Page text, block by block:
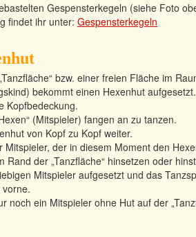
Gespensterkegeln (siehe Foto
findet ihr unter: Gespensterkegeln
bzw. einer freien Fläche im
bekommt einen Hexenhut aufgesetzt.
Kopfbedeckung.
(Mitspieler) fangen an zu tanzen.
von Kopf zu Kopf weiter.
der in diesem Moment den
der „Tanzfläche“ hinsetzen oder
Mitspieler aufgesetzt und das
noch ein Mitspieler ohne Hut auf der